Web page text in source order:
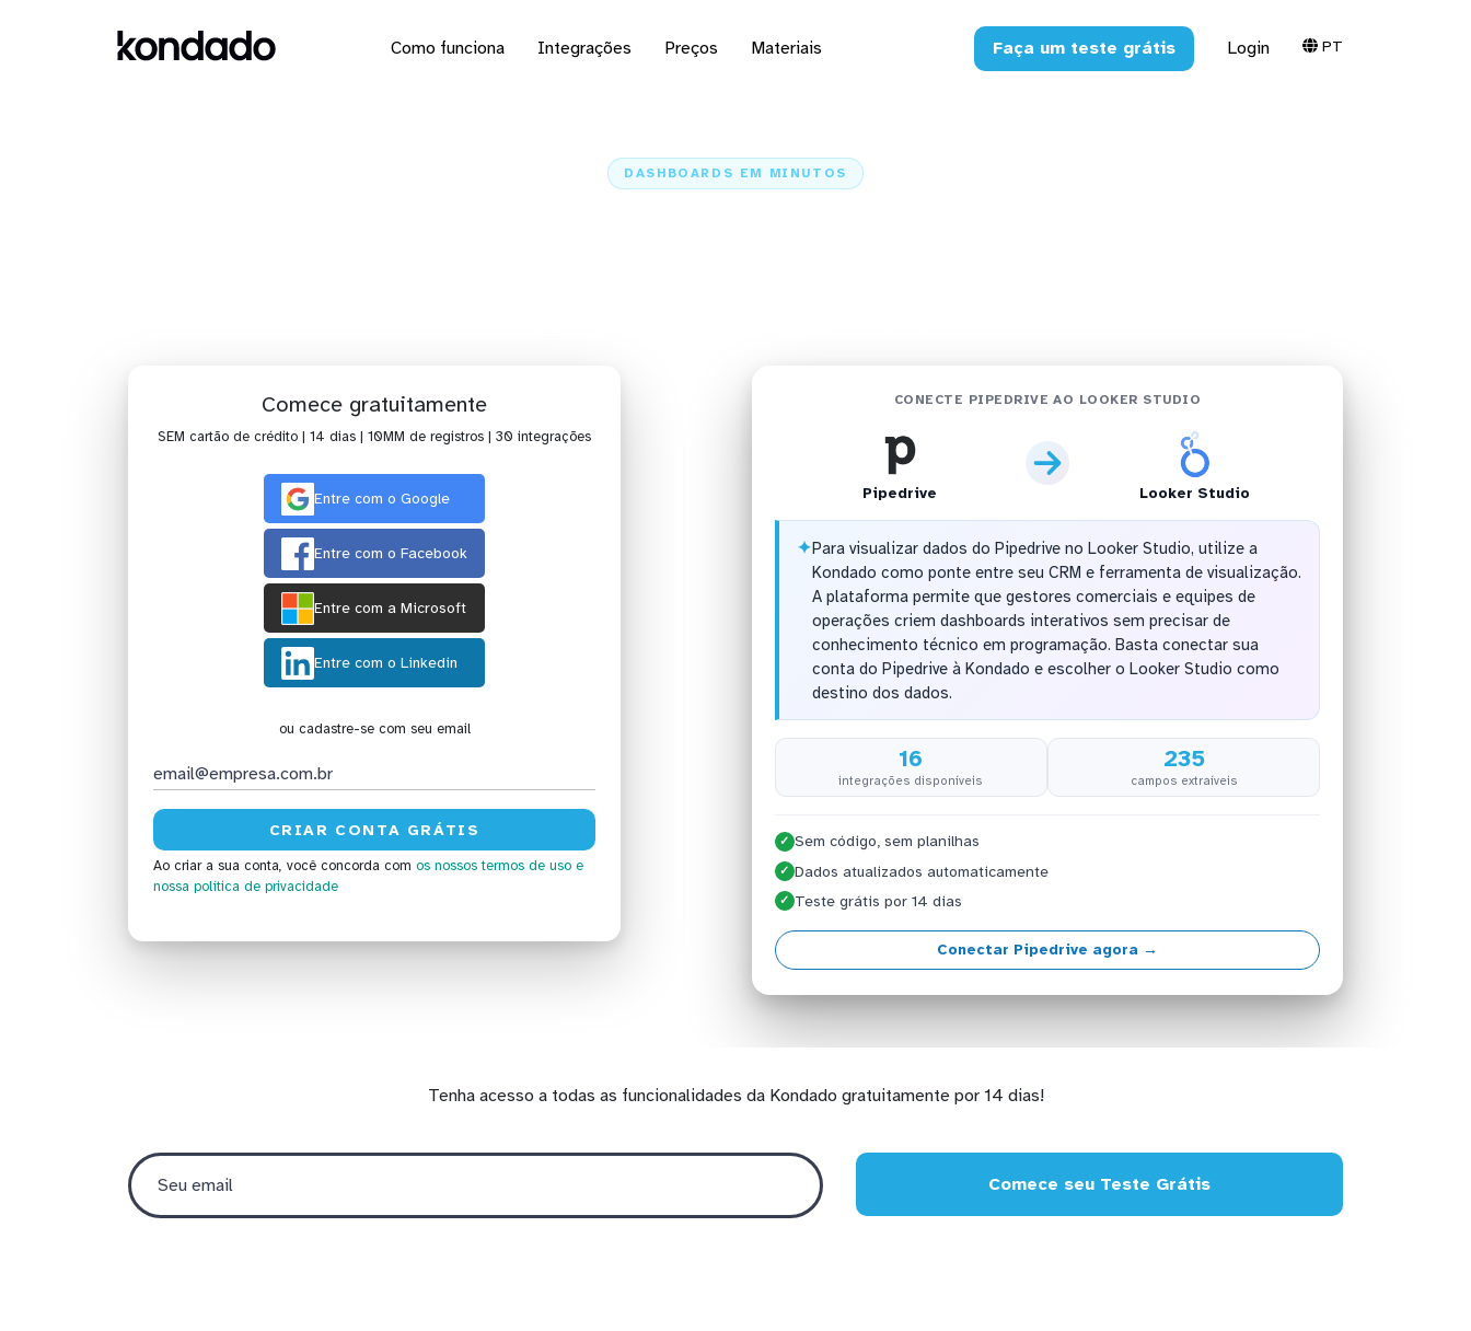
Como funciona Integrações Preços Materiais Faça um teste grátis Login PT
DASHBOARDS EM MINUTOS
Comece gratuitamente
SEM cartão de crédito | 14 dias | 10MM de registros | 30 integrações
Entre com o Google
Entre com o Facebook
Entre com a Microsoft
Entre com o Linkedin
ou cadastre-se com seu email
Ao criar a sua conta, você concorda com os nossos termos de uso e
nossa política de privacidade
CONECTE PIPEDRIVE AO LOOKER STUDIO
Pipedrive Looker Studio
✦Para visualizar dados do Pipedrive no Looker Studio, utilize a
Kondado como ponte entre seu CRM e ferramenta de visualização.
A plataforma permite que gestores comerciais e equipes de
operações criem dashboards interativos sem precisar de
conhecimento técnico em programação. Basta conectar sua
conta do Pipedrive à Kondado e escolher o Looker Studio como
destino dos dados.
16
integrações disponíveis
235
campos extraíveis
✓ Sem código, sem planilhas
✓ Dados atualizados automaticamente
✓ Teste grátis por 14 dias
Conectar Pipedrive agora →
Tenha acesso a todas as funcionalidades da Kondado gratuitamente por 14 dias!
Comece seu Teste Grátis